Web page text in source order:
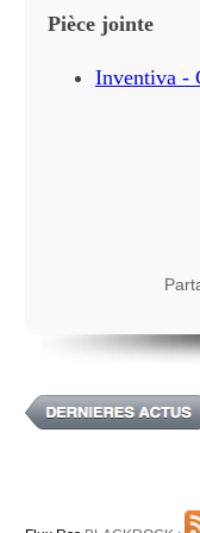
Pièce jointe
Inventiva -